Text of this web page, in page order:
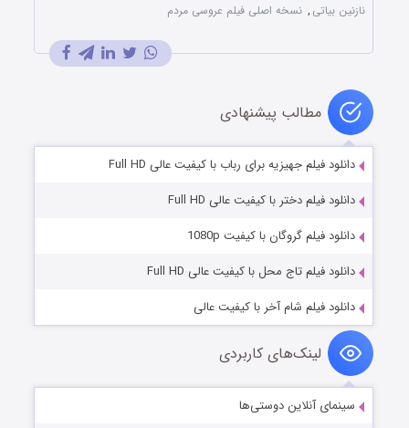
نازنین بیاتی , نسخه اصلی فیلم عروسی مردم
مطالب پیشنهادی
دانلود فیلم جهیزیه برای رباب با کیفیت عالی Full HD
دانلود فیلم دختر با کیفیت عالی Full HD
دانلود فیلم گروگان با کیفیت 1080p
دانلود فیلم تاج محل با کیفیت عالی Full HD
دانلود فیلم شام آخر با کیفیت عالی
لینک‌های کاربردی
سینمای آنلاین دوستی‌ها